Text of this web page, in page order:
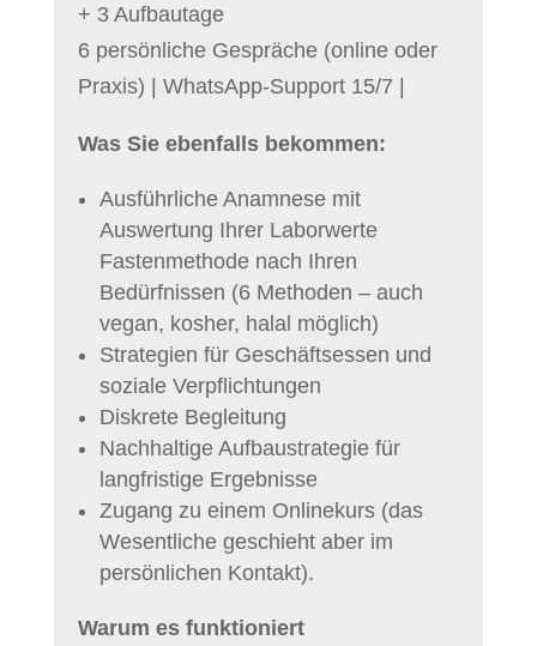
+ 3 Aufbautage
6 persönliche Gespräche (online oder
Praxis) | WhatsApp-Support 15/7 |
Was Sie ebenfalls bekommen:
Ausführliche Anamnese mit
Auswertung Ihrer Laborwerte
Fastenmethode nach Ihren
Bedürfnissen (6 Methoden – auch
vegan, kosher, halal möglich)
Strategien für Geschäftsessen und
soziale Verpflichtungen
Diskrete Begleitung
Nachhaltige Aufbaustrategie für
langfristige Ergebnisse
Zugang zu einem Onlinekurs (das
Wesentliche geschieht aber im
persönlichen Kontakt).
Warum es funktioniert